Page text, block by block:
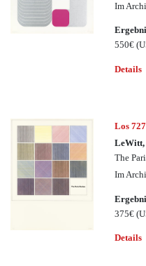
Im
550€
Details
Los
LeWitt,
The
Im
375€
Details